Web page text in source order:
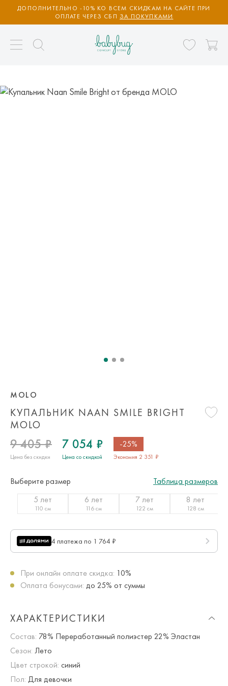
ДОПОЛНИТЕЛЬНО -10% КО ВСЕМ СКИДКАМ НА САЙТЕ ПРИ
ОПЛАТЕ ЧЕРЕЗ СБП ЗА ПОКУПКАМИ
КУПАЛЬНИК NAAN SMILE BRIGHT
MOLO
MOLO
9 405 ₽
Цена без скидки
7 054 ₽
Цена со скидкой
-25%
Экономия 2 351 ₽
Выберите размер
Таблица размеров
5 лет
110 см
6 лет
116 см
7 лет
122 см
8 лет
128 см
4 платежа по 1 764 ₽
При онлайн оплате скидка: 10%
Оплата бонусами: до 25% от суммы
ХАРАКТЕРИСТИКИ
Состав: 78% Переработанный полиэстер 22% Эластан
Сезон: Лето
Цвет строкой: синий
Пол: Для девочки